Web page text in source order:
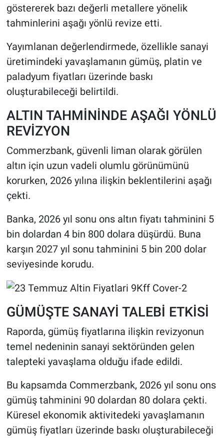
göstererek bazı değerli metallere yönelik
tahminlerini aşağı yönlü revize etti.
Yayımlanan değerlendirmede, özellikle sanayi
üretimindeki yavaşlamanın gümüş, platin ve
paladyum fiyatları üzerinde baskı
oluşturabileceği belirtildi.
ALTIN TAHMİNİNDE AŞAĞI YÖNLÜ
REVİZYON
Commerzbank, güvenli liman olarak görülen
altın için uzun vadeli olumlu görünümünü
korurken, 2026 yılına ilişkin beklentilerini aşağı
çekti.
Banka, 2026 yıl sonu ons altın fiyatı tahminini 5
bin dolardan 4 bin 800 dolara düşürdü. Buna
karşın 2027 yıl sonu tahminini 5 bin 200 dolar
seviyesinde korudu.
GÜMÜŞTE SANAYİ TALEBİ ETKİSİ
Raporda, gümüş fiyatlarına ilişkin revizyonun
temel nedeninin sanayi sektöründen gelen
talepteki yavaşlama olduğu ifade edildi.
Bu kapsamda Commerzbank, 2026 yıl sonu ons
gümüş tahminini 90 dolardan 80 dolara çekti.
Küresel ekonomik aktivitedeki yavaşlamanın
gümüş fiyatları üzerinde baskı oluşturabileceği
MAGAZİN